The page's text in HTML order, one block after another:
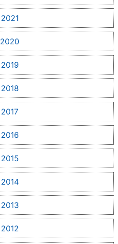
2021
2020
2019
2018
2017
2016
2015
2014
2013
2012